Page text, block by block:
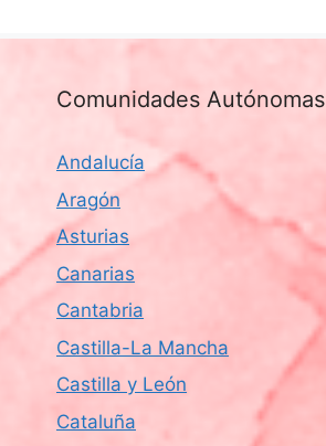
Comunidades Autónomas
Andalucía
Aragón
Asturias
Canarias
Cantabria
Castilla-La Mancha
Castilla y León
Cataluña